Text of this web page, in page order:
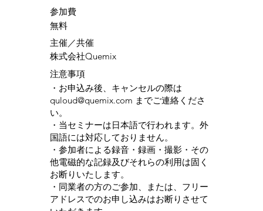
参加費
無料
​主催／共催
株式会社Quemix
注意事項
・お申込み後、キャンセルの際は
quloud@quemix.com までご連絡くださ
い。
・当セミナーは日本語で行われます。外
国語には対応しておりません。
・参加者による録音・録画・撮影・その
他電磁的な記録及びそれらの利用は固く
お断りいたします。
・同業者の方のご参加、または、フリー
アドレスでのお申し込みはお断りさせて